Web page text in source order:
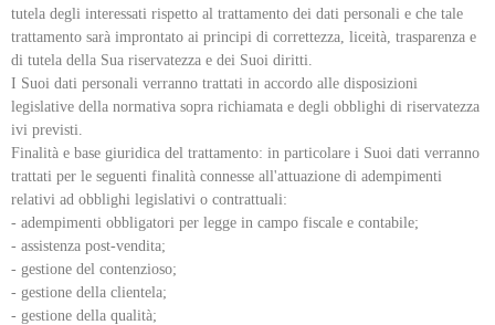
tutela degli interessati rispetto al trattamento dei dati personali e che tale
trattamento sarà improntato ai principi di correttezza, liceità, trasparenza e
di tutela della Sua riservatezza e dei Suoi diritti.
I Suoi dati personali verranno trattati in accordo alle disposizioni
legislative della normativa sopra richiamata e degli obblighi di riservatezza
ivi previsti.
Finalità e base giuridica del trattamento: in particolare i Suoi dati verranno
trattati per le seguenti finalità connesse all'attuazione di adempimenti
relativi ad obblighi legislativi o contrattuali:
- adempimenti obbligatori per legge in campo fiscale e contabile;
- assistenza post-vendita;
- gestione del contenzioso;
- gestione della clientela;
- gestione della qualità;